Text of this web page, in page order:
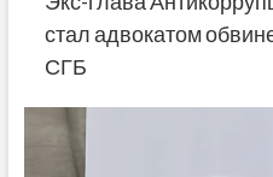
стал адвокатом
СГБ